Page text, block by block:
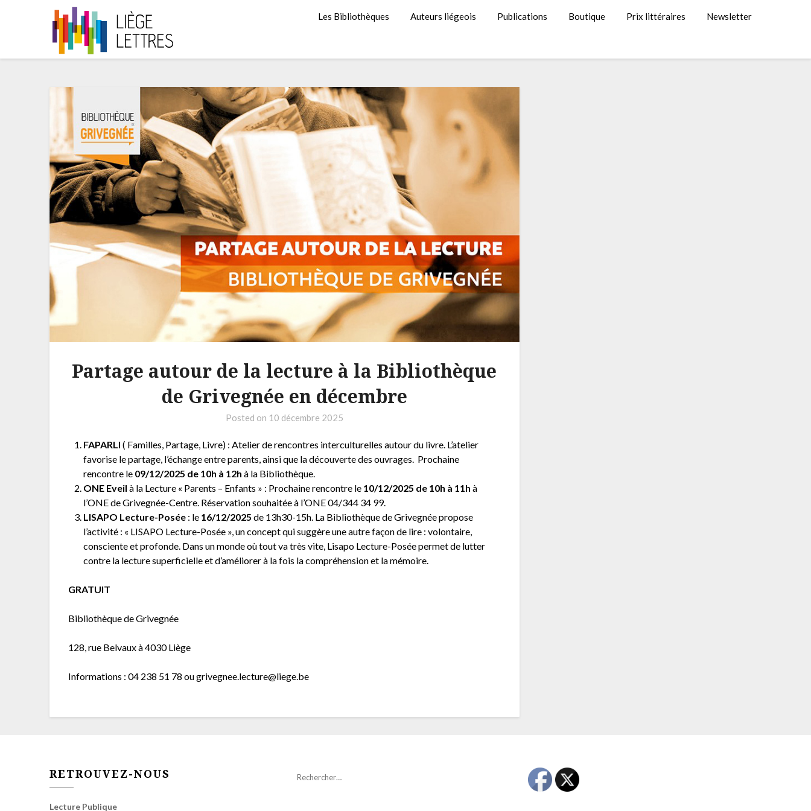
Les Bibliothèques Auteurs liégeois Publications Boutique Prix littéraires Newsletter
Partage autour de la lecture à la Bibliothèque
de Grivegnée en décembre
Posted on 10 décembre 2025
FAPARLI ( Familles, Partage, Livre) : Atelier de rencontres interculturelles autour du livre. L’atelier
favorise le partage, l’échange entre parents, ainsi que la découverte des ouvrages. Prochaine
rencontre le 09/12/2025 de 10h à 12h à la Bibliothèque.
ONE Eveil à la Lecture « Parents – Enfants » : Prochaine rencontre le 10/12/2025 de 10h à 11h à
l’ONE de Grivegnée-Centre. Réservation souhaitée à l’ONE 04/344 34 99.
LISAPO Lecture-Posée : le 16/12/2025de 13h30-15h. La Bibliothèque de Grivegnée propose
l’activité : « LISAPO Lecture-Posée », un concept qui suggère une autre façon de lire : volontaire,
consciente et profonde. Dans un monde où tout va très vite, Lisapo Lecture-Posée permet de lutter
contre la lecture superficielle et d’améliorer à la fois la compréhension et la mémoire.
GRATUIT
Bibliothèque de Grivegnée
128, rue Belvaux à 4030 Liège
Informations : 04 238 51 78 ou grivegnee.lecture@liege.be
RETROUVEZ-NOUS
Lecture Publique